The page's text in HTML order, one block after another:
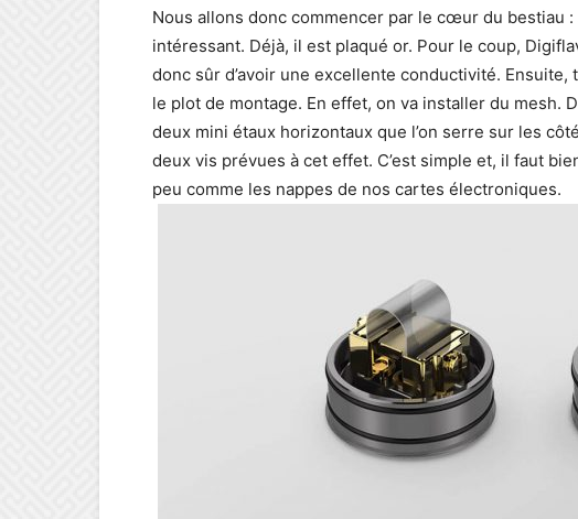
Nous allons donc commencer par le cœur du bestiau :
intéressant. Déjà, il est plaqué or. Pour le coup,
donc sûr d’avoir une excellente conductivité.
le plot de montage. En effet, on va installer du mesh.
deux mini étaux horizontaux que l’on serre sur les
deux vis prévues à cet effet. C’est simple et, il faut
peu comme les nappes de nos cartes électroniques.